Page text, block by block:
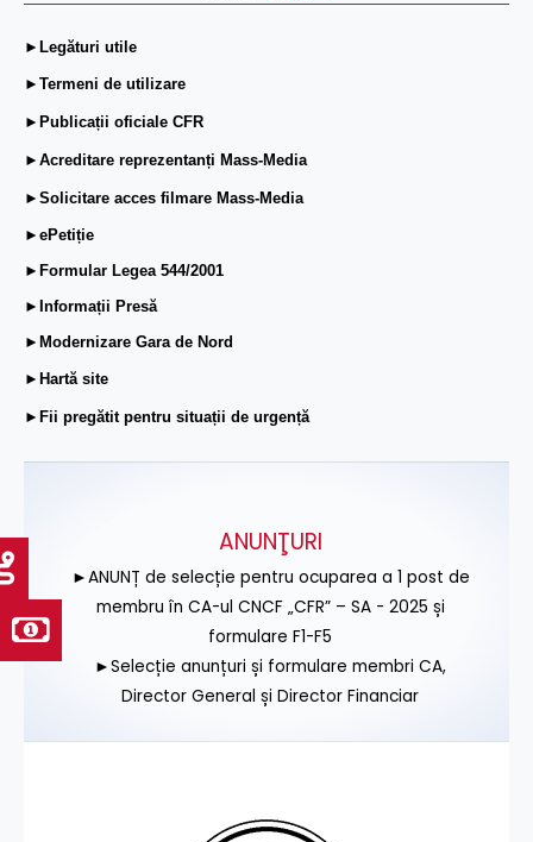
►Legături utile
►Termeni de utilizare
►Publicații oficiale CFR
►Acreditare reprezentanți Mass-Media
►Solicitare acces filmare Mass-Media
►ePetiție
►Formular Legea 544/2001
►Informații Presă
►Modernizare Gara de Nord
►Hartă site
►Fii pregătit pentru situații de urgență
ANUNŢURI
►ANUNȚ de selecție pentru ocuparea a 1 post de
membru în CA-ul CNCF „CFR” – SA - 2025 și
formulare F1-F5
►Selecție anunțuri și formulare membri CA,
Director General și Director Financiar